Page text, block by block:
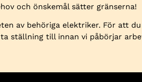
och önskemål sätter gränserna!
av behöriga elektriker. För att
ställning till innan vi påbörjar